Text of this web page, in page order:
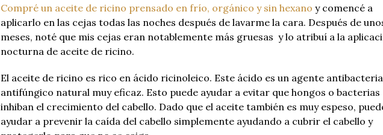
Compré un aceite de ricino prensado en frío, orgánico y sin hexano y comencé a
aplicarlo en las cejas todas las noches después de lavarme la cara. Después de
meses, noté que mis cejas eran notablemente más gruesas y lo atribuí a la
nocturna de aceite de ricino.
El aceite de ricino es rico en ácido ricinoleico. Este ácido es un agente
antifúngico natural muy eficaz. Esto puede ayudar a evitar que hongos o bacterias
inhiban el crecimiento del cabello. Dado que el aceite también es muy espeso,
ayudar a prevenir la caída del cabello simplemente ayudando a cubrir el cabello y